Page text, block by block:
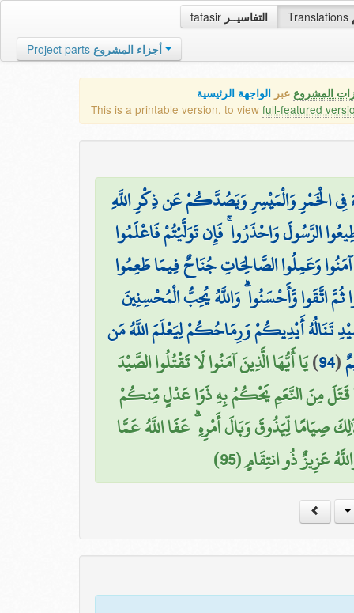
tafasir التفاسيــر Translations
Project parts أجزاء المشروع
المشروع عبر الواجهة الرئيسية
This is a printable version, to view full-featured
فِي الْخَمْرِ وَالْمَيْسِرِ وَيَصُدَّكُمْ عَن ذِكْرِ اللَّهِ
الرَّسُولَ وَاحْذَرُوا ۚ فَإِن تَوَلَّيْتُمْ فَاعْلَمُوا
وَعَمِلُوا الصَّالِحَاتِ جُنَاحٌ فِيمَا طَعِمُوا
ثُمَّ اتَّقَوا وَّأَحْسَنُوا ۗ وَاللَّهُ يُحِبُّ الْمُحْسِنِينَ
تَنَالُهُ أَيْدِيكُمْ وَرِمَاحُكُمْ لِيَعْلَمَ اللَّهُ مَن
(
94
)يَا أَيُّهَا الَّذِينَ آمَنُوا لَا تَقْتُلُوا الصَّيْدَ
قَتَلَ مِنَ النَّعَمِ يَحْكُمُ بِهِ ذَوَا عَدْلٍ مِّنكُمْ
صِيَامًا لِّيَذُوقَ وَبَالَ أَمْرِهِ ۗ عَفَا اللَّهُ عَمَّا
عَزِيزٌ ذُو انتِقَامٍ (95)